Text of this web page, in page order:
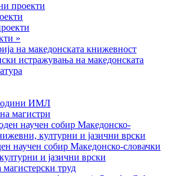
проекти
»
на македонската книжевност
истражувања на македонската
години ИМЛ
магистри
научен собир Македонско-
културни и јазични врски
научен собир Македонско-словачки
и јазични врски
труд